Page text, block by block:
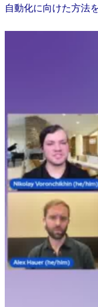
自動化に向けた方法